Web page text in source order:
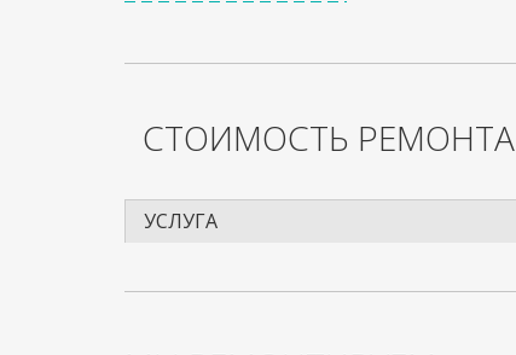
СТОИМОСТЬ РЕМОНТА
УСЛУГА